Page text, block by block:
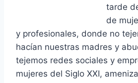
tarde
de
y profesionales, donde no
hacían nuestras madres y
tejemos redes sociales y
mujeres del Siglo XXI,